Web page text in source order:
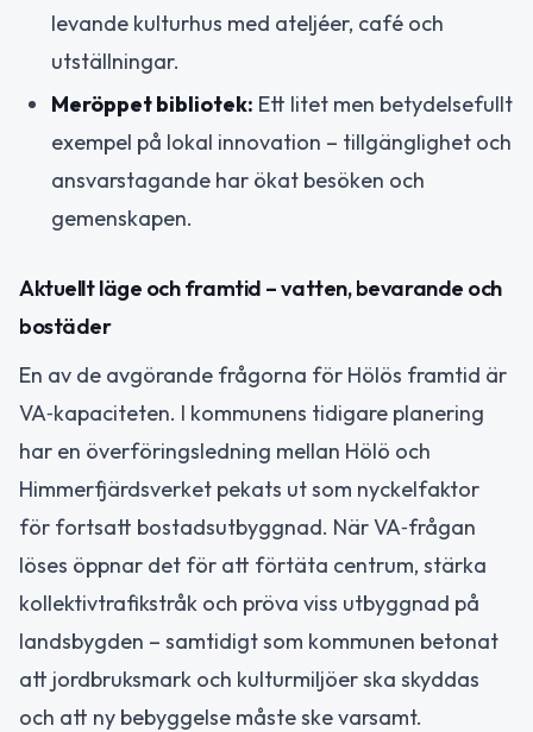
levande kulturhus med ateljéer, café och
utställningar.
Meröppet bibliotek: Ett litet men betydelsefullt
exempel på lokal innovation – tillgänglighet och
ansvarstagande har ökat besöken och
gemenskapen.
Aktuellt läge och framtid – vatten, bevarande och
bostäder
En av de avgörande frågorna för Hölös framtid är
VA‑kapaciteten. I kommunens tidigare planering
har en överföringsledning mellan Hölö och
Himmerfjärdsverket pekats ut som nyckelfaktor
för fortsatt bostadsutbyggnad. När VA‑frågan
löses öppnar det för att förtäta centrum, stärka
kollektivtrafikstråk och pröva viss utbyggnad på
landsbygden – samtidigt som kommunen betonat
att jordbruksmark och kulturmiljöer ska skyddas
och att ny bebyggelse måste ske varsamt.